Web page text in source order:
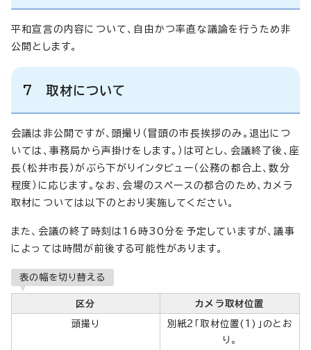
平和宣言の内容について、自由かつ率直な議論を行うため非
公開とします。
7 取材について
会議は非公開ですが、頭撮り（冒頭の市長挨拶のみ。退出につ
いては、事務局から声掛けをします。）は可とし、会議終了後、座
長（松井市長）がぶら下がりインタビュー（公務の都合上、数分
程度）に応じます。なお、会場のスペースの都合のため、カメラ
取材については以下のとおり実施してください。
また、会議の終了時刻は16時30分を予定していますが、議事
によっては時間が前後する可能性があります。
表の幅を切り替える
区分 カメラ取材位置
頭撮り
別紙2「取材位置(1)」のとお
り。